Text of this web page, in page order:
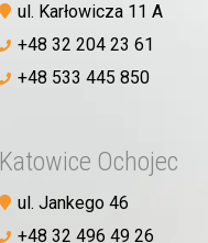
ul. Karłowicza 11 A
+48 32 204 23 61
+48 533 445 850
Katowice Ochojec
ul. Jankego 46
+48 32 496 49 26